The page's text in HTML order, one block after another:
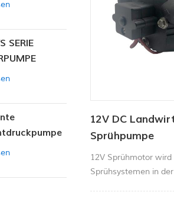
12V DC
Sprühpumpe
12V Sprühmotor
Sprühsystemen in
SERIE
ZN-42